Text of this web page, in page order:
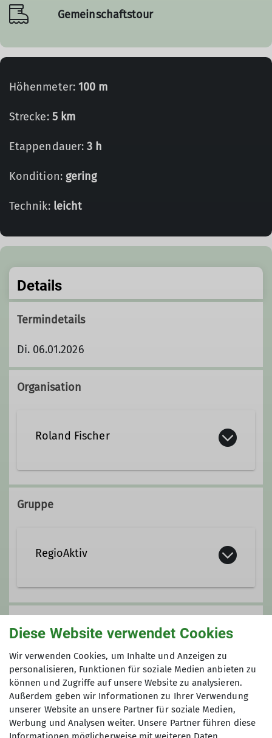
Gemeinschaftstour
Höhenmeter: 100 m
Strecke: 5 km
Etappendauer:3 h
Kondition: gering
Technik: leicht
Details
Termindetails
Di. 06.01.2026
Organisation
Roland Fischer
Kontakt aufnehmen
Ämter
Leiter Gruppe RegioAktiv
Projektleiter Klimaschutz &
Klimaneutralität
Gruppe
RegioAktiv
RegioAktiv - Aktiv in unserer
Region
Erlebnistouren, kultur- und
historische Führungen,
naturkundliche Wanderungen,
Waldbaden und
Natur-/Umweltprojekte.
Anfrage senden
Maximale Teilnehmeranzahl
15
Diese Website verwendet Cookies
Wir verwenden Cookies, um Inhalte und Anzeigen zu
personalisieren, Funktionen für soziale Medien anbieten zu
können und Zugriffe auf unsere Website zu analysieren.
Außerdem geben wir Informationen zu Ihrer Verwendung
unserer Website an unsere Partner für soziale Medien,
Werbung und Analysen weiter. Unsere Partner führen diese